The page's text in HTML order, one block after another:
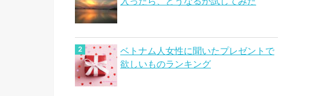
ベトナム人女性に聞いたプレゼントで
欲しいものランキング